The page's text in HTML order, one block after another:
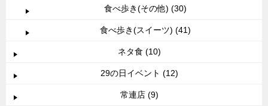
食べ歩き(その他) (30)
食べ歩き(スイーツ) (41)
ネタ食 (10)
29の日イベント (12)
常連店 (9)